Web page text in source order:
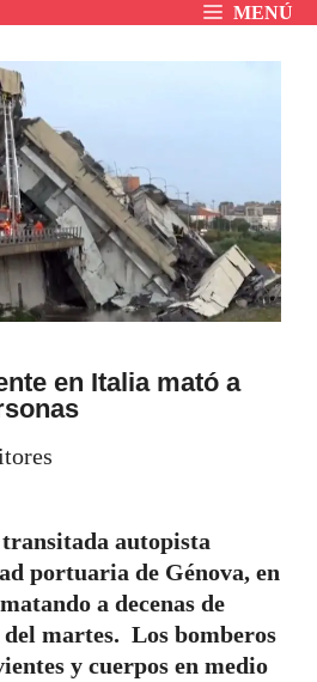
MENÚ
en Italia mató a
autopista
portuaria de Génova, en
a decenas de
del martes. Los bomberos
y cuerpos en medio